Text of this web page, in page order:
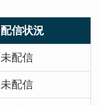
配信状況
未配信
未配信